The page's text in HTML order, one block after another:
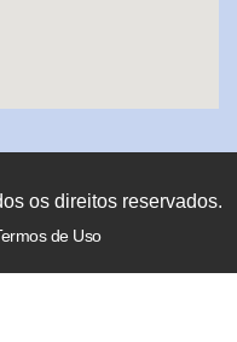
os direitos reservados.
de Uso